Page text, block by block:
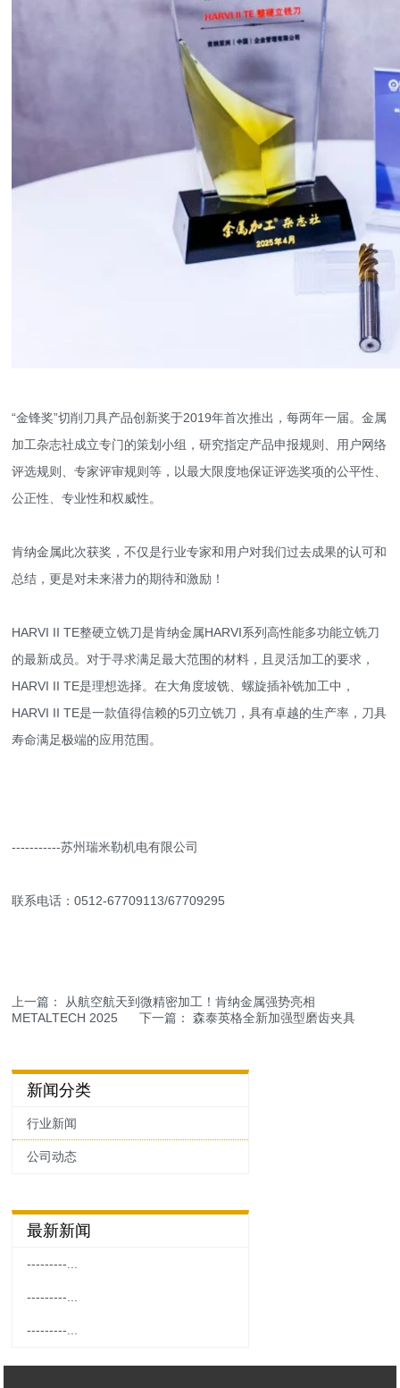
“金锋奖”切削刀具产品创新奖于2019年首次推出，每两年一届。金属
加工杂志社成立专门的策划小组，研究指定产品申报规则、用户网络
评选规则、专家评审规则等，以最大限度地保证评选奖项的公平性、
公正性、专业性和权威性。
肯纳金属此次获奖，不仅是行业专家和用户对我们过去成果的认可和
总结，更是对未来潜力的期待和激励！
HARVI II TE整硬立铣刀是肯纳金属HARVI系列高性能多功能立铣刀
的最新成员。对于寻求满足最大范围的材料，且灵活加工的要求，
HARVI II TE是理想选择。在大角度坡铣、螺旋插补铣加工中，
HARVI II TE是一款值得信赖的5刃立铣刀，具有卓越的生产率，刀具
寿命满足极端的应用范围。
-----------苏州瑞米勒机电有限公司
联系电话：0512-67709113/67709295
上一篇：
从航空航天到微精密加工！肯纳金属强势亮相
METALTECH 2025
下一篇：森泰英格全新加强型磨齿夹具
新闻分类
行业新闻
公司动态
最新新闻
---------...
---------...
---------...